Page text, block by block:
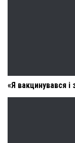
«Я вакцинувався і